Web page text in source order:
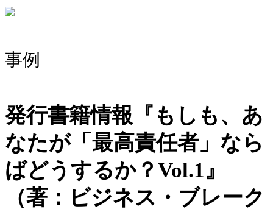
事例
発行書籍情報『もしも、あ
なたが「最高責任者」なら
ばどうするか？Vol.1』
（著：ビジネス・ブレーク